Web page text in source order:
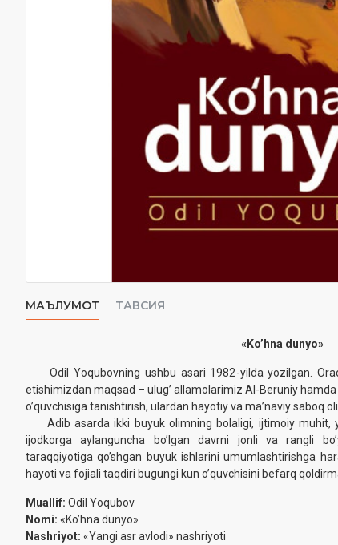
МАЪЛУМОТ ТАВСИЯ
‎«Ko’hna dunyo»‎
Odil Yoqubovning ushbu asari 1982-yilda yozilgan.
‎etishimizdan maqsad – ulug’ allamolarimiz Al-Beruniy
‎o’quvchisiga tanishtirish, ulardan hayotiy va ma’naviy saboq
Adib asarda ikki buyuk olimning bolaligi, ijtimoiy muhit,
‎ijodkorga aylanguncha bo’lgan davrni jonli va rangli
‎taraqqiyotiga qo’shgan buyuk ishlarini umumlashtirishga
‎hayoti va fojiali taqdiri bugungi kun o’quvchisini befarq
Muallif: Odil Yoqubov
Nomi: «Ko’hna dunyo»‎
Nashriyot: «Yangi asr avlodi» nashriyoti